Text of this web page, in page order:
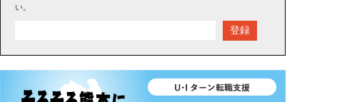
い。
登録